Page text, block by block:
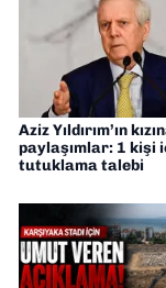
Aziz Yıldırım’ın
paylaşımlar: 1 kişi
tutuklama talebi